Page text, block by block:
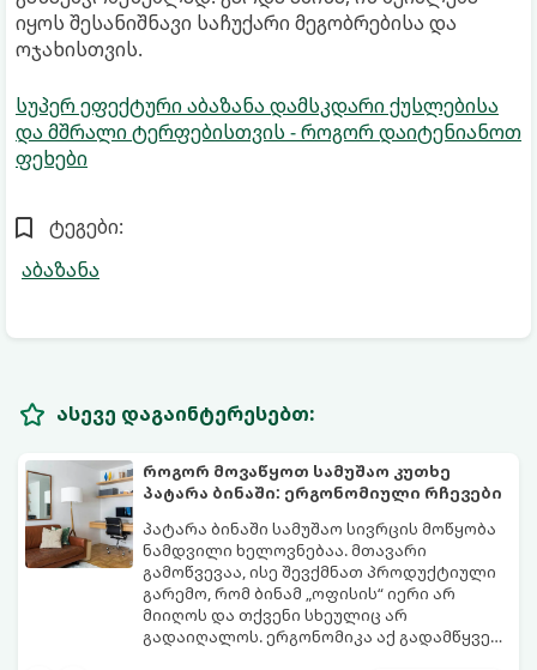
იყოს შესანიშნავი საჩუქარი მეგობრებისა და
ოჯახისთვის.
სუპერ ეფექტური აბაზანა დამსკდარი ქუსლებისა
და მშრალი ტერფებისთვის - როგორ დაიტენიანოთ
ფეხები
ტეგები:
აბაზანა
ასევე დაგაინტერესებთ:
როგორ მოვაწყოთ სამუშაო კუთხე
პატარა ბინაში: ერგონომიული რჩევები
პატარა ბინაში სამუშაო სივრცის მოწყობა
ნამდვილი ხელოვნებაა. მთავარი
გამოწვევაა, ისე შევქმნათ პროდუქტიული
გარემო, რომ ბინამ „ოფისის“ იერი არ
მიიღოს და თქვენი სხეულიც არ
გადაიღალოს. ერგონომიკა აქ გადამწყვეტ